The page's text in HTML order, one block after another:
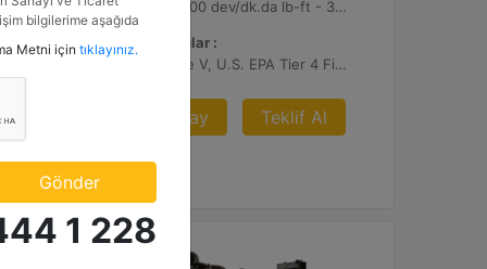
4056 1.200 dev/dk.da lb-ft - 5499 1.200 dev/dk.da Nm
2360 1.300 dev/dk.da lb-ft - 3200 1.300 dev/dk.da Nm
Emisyonlar :
EU Stage V, U.S. EPA Tier 4 Final, Korea Stage V, Japan 2014, China NRIV
Detay Teklif Al
bilgilerime aşağıda
veriyorum.
Metni için tıklayınız.
Gönder
1 228